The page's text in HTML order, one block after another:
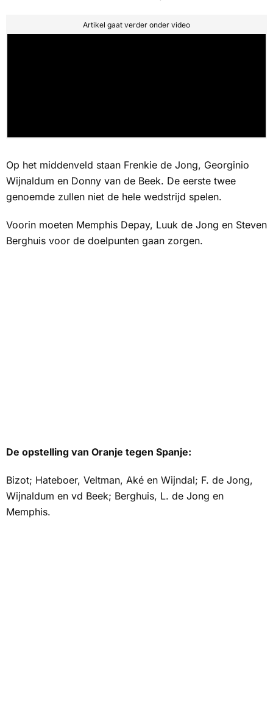
Artikel gaat verder onder video
Op het middenveld staan Frenkie de Jong, Georginio
Wijnaldum en Donny van de Beek. De eerste twee
genoemde zullen niet de hele wedstrijd spelen.
Voorin moeten Memphis Depay, Luuk de Jong en Steven
Berghuis voor de doelpunten gaan zorgen.
De opstelling van Oranje tegen Spanje:
Bizot; Hateboer, Veltman, Aké en Wijndal; F. de Jong,
Wijnaldum en vd Beek; Berghuis, L. de Jong en
Memphis.